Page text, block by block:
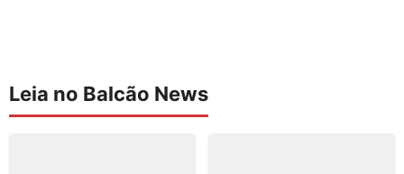
Leia no Balcão News